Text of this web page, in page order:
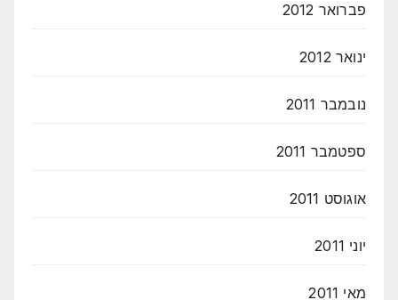
פברואר 2012
ינואר 2012
נובמבר 2011
ספטמבר 2011
אוגוסט 2011
יוני 2011
מאי 2011